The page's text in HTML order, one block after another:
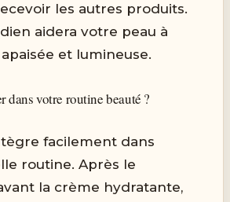
les autres produits.
aidera votre peau à
et lumineuse.
dans votre routine beauté ?
facilement dans
routine. Après le
la crème hydratante,